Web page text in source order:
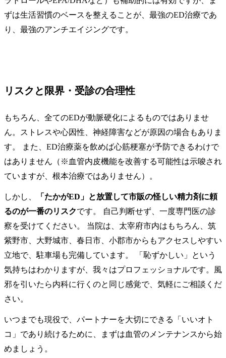
ずは生活習慣のベースを整えることが、最強のED治療であ
り、最強のアンチエイジングです。
リスクと限界・受診の合理性
もちろん、全てのEDが動脈硬化によるものではありませ
ん。ストレスや心因性、神経障害などが原因の場合もありま
す。 また、ED治療薬を飲めば心筋梗塞が予防できるわけで
はありません（※血管内皮機能を改善する可能性は示唆され
ていますが、根本治療ではありません）。
しかし、
「たかがED」と放置して市販の怪しい精力剤に頼
るのが一番のリスクです。 自己判断せず、一度専門医の診
察を受けてください。 当院は、太宰府市内はもちろん、筑
紫野市、大野城市、春日市、小郡市からもアクセスしやすい
立地で、駐車場も完備しています。 「恥ずかしい」という
気持ちはわかりますが、我々はプロフェッショナルです。風
邪を引いたら内科に行くのと同じ感覚で、気軽にご相談くだ
さい。
いつまでも現役で、パートナーを大切にできる「いいオト
コ」であり続けるために、まずは血管のメンテナンスから始
めましょう。